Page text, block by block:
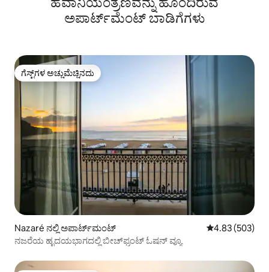
ಅಪಾರ್ಟ್‌ಮೆಂಟ್‌ ಬಾಡಿಗೆಗಳು
ಗೆಸ್ಟ್‌ಗಳ ಅಚ್ಚುಮೆಚ್ಚಿನದು
ಗೆಸ್ಟ್‌ಗಳ ಅಚ್ಚುಮೆಚ್ಚಿನದು
Nazaré ನಲ್ಲಿ ಅಪಾರ್ಟ್‌ಮಂಟ್ 5 ರಲ್ಲಿ 4.83
4.83 (503)
ನಜರೆಯ ಹೃದಯಭಾಗದಲ್ಲಿ ಬೀಚ್‌ಫ್ರಂಟ್ ಓಷನ್ ವ್ಯೂ